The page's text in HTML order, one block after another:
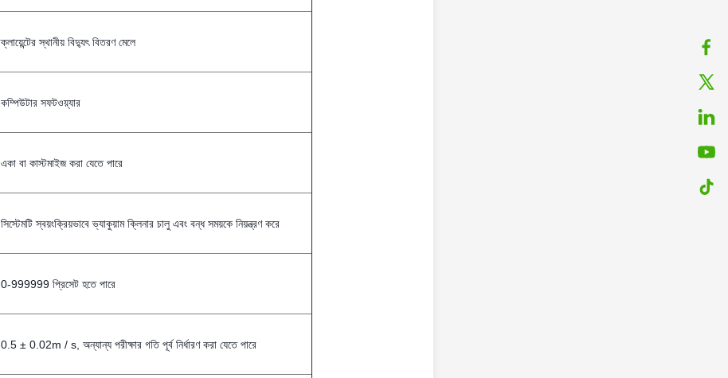
ক্লায়েন্টের স্থানীয় বিদ্যুৎ বিতরণ মেলে
কম্পিউটার সফটওয়্যার
একা বা কাস্টমাইজ করা যেতে পারে
সিস্টেমটি স্বয়ংক্রিয়ভাবে ভ্যাকুয়াম ক্লিনার চালু এবং বন্ধ সময়কে নিয়ন্ত্রণ করে
0-999999 প্রিসেট হতে পারে
0.5 ± 0.02m / s, অন্যান্য পরীক্ষার গতি পূর্ব নির্ধারণ করা যেতে পারে